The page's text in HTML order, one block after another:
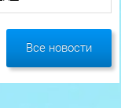
Все новости